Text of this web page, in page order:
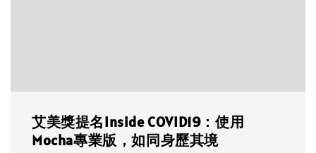
艾美獎提名Inside COVID19：使用
Mocha專業版，如同身歷其境